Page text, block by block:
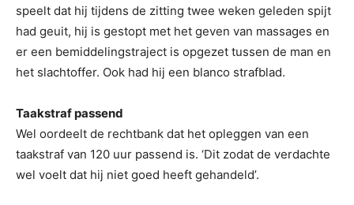
speelt dat hij tijdens de zitting twee weken geleden spijt
had geuit, hij is gestopt met het geven van massages en
er een bemiddelingstraject is opgezet tussen de man en
het slachtoffer. Ook had hij een blanco strafblad.
Taakstraf passend
Wel oordeelt de rechtbank dat het opleggen van een
taakstraf van 120 uur passend is. ‘Dit zodat de verdachte
wel voelt dat hij niet goed heeft gehandeld’.